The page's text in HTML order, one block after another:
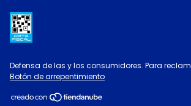
Defensa de las y los consumidores. Para
Botón de arrepentimiento